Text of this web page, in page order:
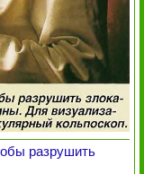
разрушить